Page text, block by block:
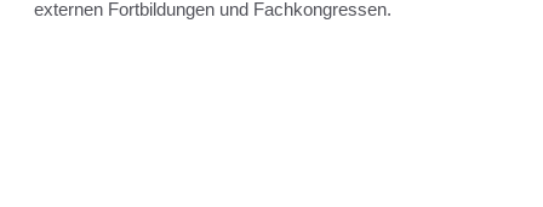
externen Fortbildungen und Fachkongressen.